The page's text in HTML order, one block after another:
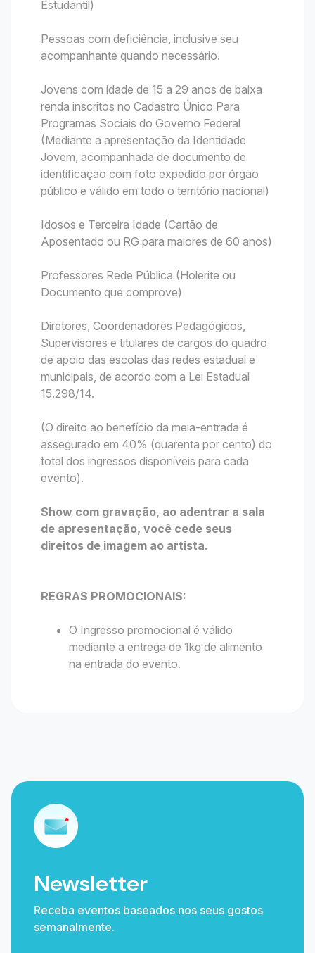
Estudantil)
Pessoas com deficiência, inclusive seu
acompanhante quando necessário.
Jovens com idade de 15 a 29 anos de baixa
renda inscritos no Cadastro Único Para
Programas Sociais do Governo Federal
(Mediante a apresentação da Identidade
Jovem, acompanhada de documento de
identificação com foto expedido por órgão
público e válido em todo o território nacional)
Idosos e Terceira Idade (Cartão de
Aposentado ou RG para maiores de 60 anos)
Professores Rede Pública (Holerite ou
Documento que comprove)
Diretores, Coordenadores Pedagógicos,
Supervisores e titulares de cargos do quadro
de apoio das escolas das redes estadual e
municipais, de acordo com a Lei Estadual
15.298/14.
(O direito ao benefício da meia-entrada é
assegurado em 40% (quarenta por cento) do
total dos ingressos disponíveis para cada
evento).
Show com gravação, ao adentrar a sala
de apresentação, você cede seus
direitos de imagem ao artista.
REGRAS PROMOCIONAIS:
O Ingresso promocional é válido
mediante a entrega de 1kg de alimento
na entrada do evento.
Newsletter
Receba eventos baseados nos seus gostos
semanalmente.